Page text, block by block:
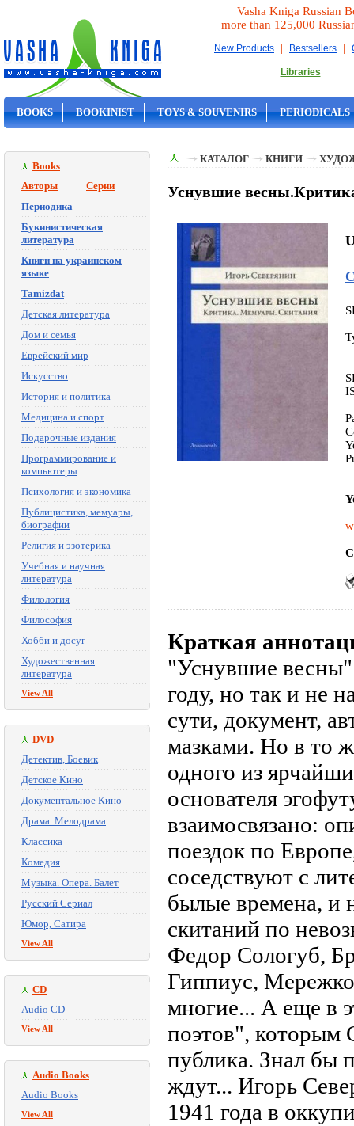
Vasha Kniga Russian
more than 125,000
New Products | Bestsellers |
Libraries
BOOKS BOOKINIST TOYS & SOUVENIRS PERIODICALS
Books
Авторы
Серии
Периодика
Букинистическая
литература
Книги на украинском
языке
Tamizdat
Детская литература
Дом и семья
Еврейский мир
Искусство
История и политика
Медицина и спорт
Подарочные издания
Программирование и
компьютеры
Психология и экономика
Публицистика, мемуары,
биографии
Религия и эзотерика
Учебная и научная
литература
Филология
Философия
Хобби и досуг
Художественная
литература
View All
DVD
Детектив, Боевик
Детское Кино
Документальное Кино
Драма. Мелодрама
Классика
Комедия
Музыка. Опера. Балет
Русский Сериал
Юмор, Сатира
View All
CD
Audio CD
View All
Audio Books
Audio Books
View All
КАТАЛОГ КНИГИ
Уснувшие
Краткая
"Уснувшие весны"
году, но так и не
сути, документ,
мазками. Но в то
одного из
основателя
взаимосвязано:
поездок по
соседствуют с
былые времена, и
скитаний по
Федор Сологуб,
Гиппиус,
многие... А еще в
поэтов", которым
публика. Знал бы
ждут... Игорь
1941 года в